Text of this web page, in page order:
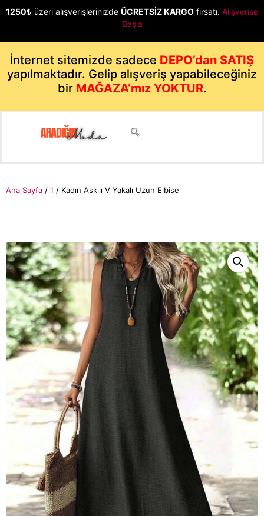
1250₺ üzeri alışverişlerinizde ÜCRETSİZ KARGO fırsatı. Alışverişe
Başla
İnternet sitemizde sadece DEPO’dan SATIŞ
yapılmaktadır. Gelip alışveriş yapabileceğiniz
bir MAĞAZA’mız YOKTUR.
Ana Sayfa / 1 / Kadın Askılı V Yakalı Uzun Elbise